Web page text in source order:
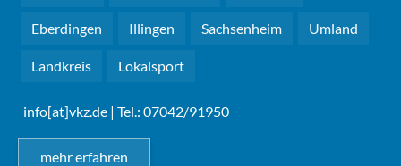
Eberdingen Illingen Sachsenheim Umland
Landkreis Lokalsport
info[at]vkz.de | Tel.: 07042/91950
mehr erfahren